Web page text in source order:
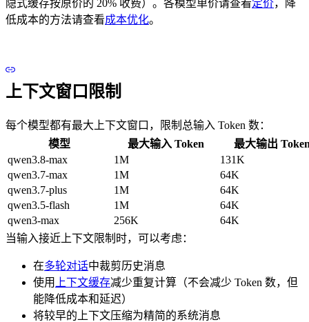
隐式缓存按原价的 20% 收费）。各模型单价请查看定价，降
低成本的方法请查看成本优化。
上下文窗口限制
每个模型都有最大上下文窗口，限制总输入 Token 数：
模型
最大输入 Token
最大输出
qwen3.8-max
1M
131K
qwen3.7-max
1M
64K
qwen3.7-plus
1M
64K
qwen3.5-flash
1M
64K
qwen3-max
256K
64K
当输入接近上下文限制时，可以考虑：
在多轮对话中裁剪历史消息
使用
上下文缓存减少重复计算（不会减少 Token 数，但
能降低成本和延迟）
将较早的上下文压缩为精简的系统消息